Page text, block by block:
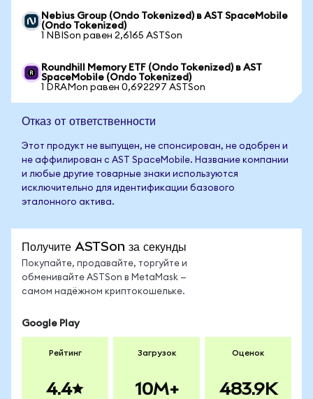
Nebius Group (Ondo Tokenized) в AST SpaceMobile
(Ondo Tokenized)
1 NBISon равен 2,6165 ASTSon
Roundhill Memory ETF (Ondo Tokenized) в AST
SpaceMobile (Ondo Tokenized)
1 DRAMon равен 0,692297 ASTSon
Отказ от ответственности
Этот продукт не выпущен, не спонсирован, не одобрен и
не аффилирован с AST SpaceMobile. Название компании
и любые другие товарные знаки используются
исключительно для идентификации базового
эталонного актива.
Получите ASTSon за секунды
Покупайте, продавайте, торгуйте и
обменивайте ASTSon в MetaMask —
самом надёжном криптокошельке.
Google Play
Рейтинг
4.4
Загрузок
10M+
Оценок
483.9K